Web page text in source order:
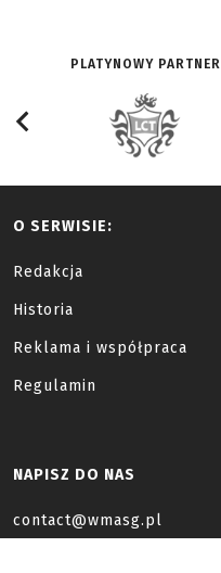
PLATYNOWY PARTNER
O SERWISIE:
Redakcja
Historia
Reklama i współpraca
Regulamin
NAPISZ DO NAS
contact@wmasg.pl